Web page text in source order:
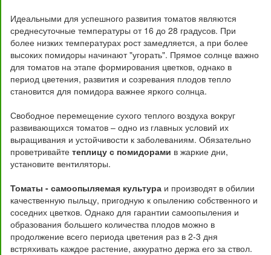
Идеальными для успешного развития томатов являются
среднесуточные температуры от 16 до 28 градусов. При
более низких температурах рост замедляется, а при более
высоких помидоры начинают "угорать". Прямое солнце важно
для томатов на этапе формирования цветков, однако в
период цветения, развития и созревания плодов тепло
становится для помидора важнее яркого солнца.
Свободное перемещение сухого теплого воздуха вокруг
развивающихся томатов – одно из главных условий их
выращивания и устойчивости к заболеваниям. Обязательно
проветривайте теплицу с помидорами в жаркие дни,
установите вентиляторы.
Томаты - самоопыляемая культура и производят в обилии
качественную пыльцу, пригодную к опылению собственного и
соседних цветков. Однако для гарантии самоопыления и
образования большего количества плодов можно в
продолжение всего периода цветения раз в 2-3 дня
встряхивать каждое растение, аккуратно держа его за ствол.